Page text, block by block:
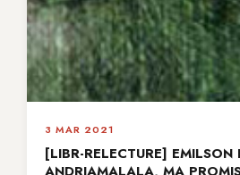
3 MAR 2021
[LIBR-RELECTURE] EMILSON